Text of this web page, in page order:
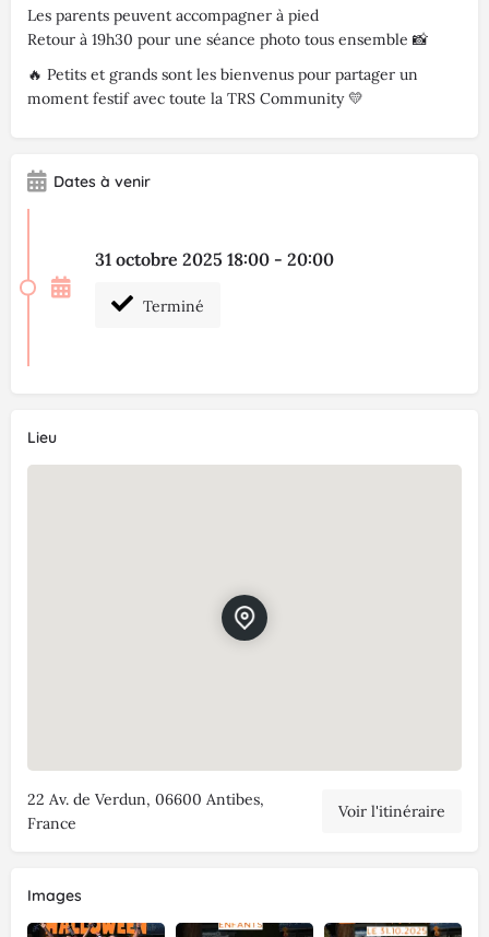
Les parents peuvent accompagner à pied
Retour à 19h30 pour une séance photo tous ensemble 📸
🔥 Petits et grands sont les bienvenus pour partager un
moment festif avec toute la TRS Community 💛
Dates à venir
31 octobre 2025 18:00 - 20:00
Terminé
Lieu
22 Av. de Verdun, 06600 Antibes,
France
Voir l'itinéraire
Images